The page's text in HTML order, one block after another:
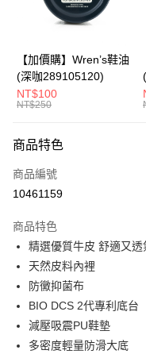
Google Pay
全盈+PAY
ATM付款
宅配
每筆NT$80，滿NT$990(含
付款後門市自取
每筆NT$80，滿NT$699(
跨境配送 港澳、新馬
【加價購】Wren’s鞋油
(深咖289105120)
NT$100
NT$250
商品特色
商品編號
10461159
商品特色
精選優質牛皮 舒適又透
天然皮料內裡
防黴抑菌布
BIO DCS 2代專利底台
減壓吸震PU鞋墊
多密度輕量防滑大底